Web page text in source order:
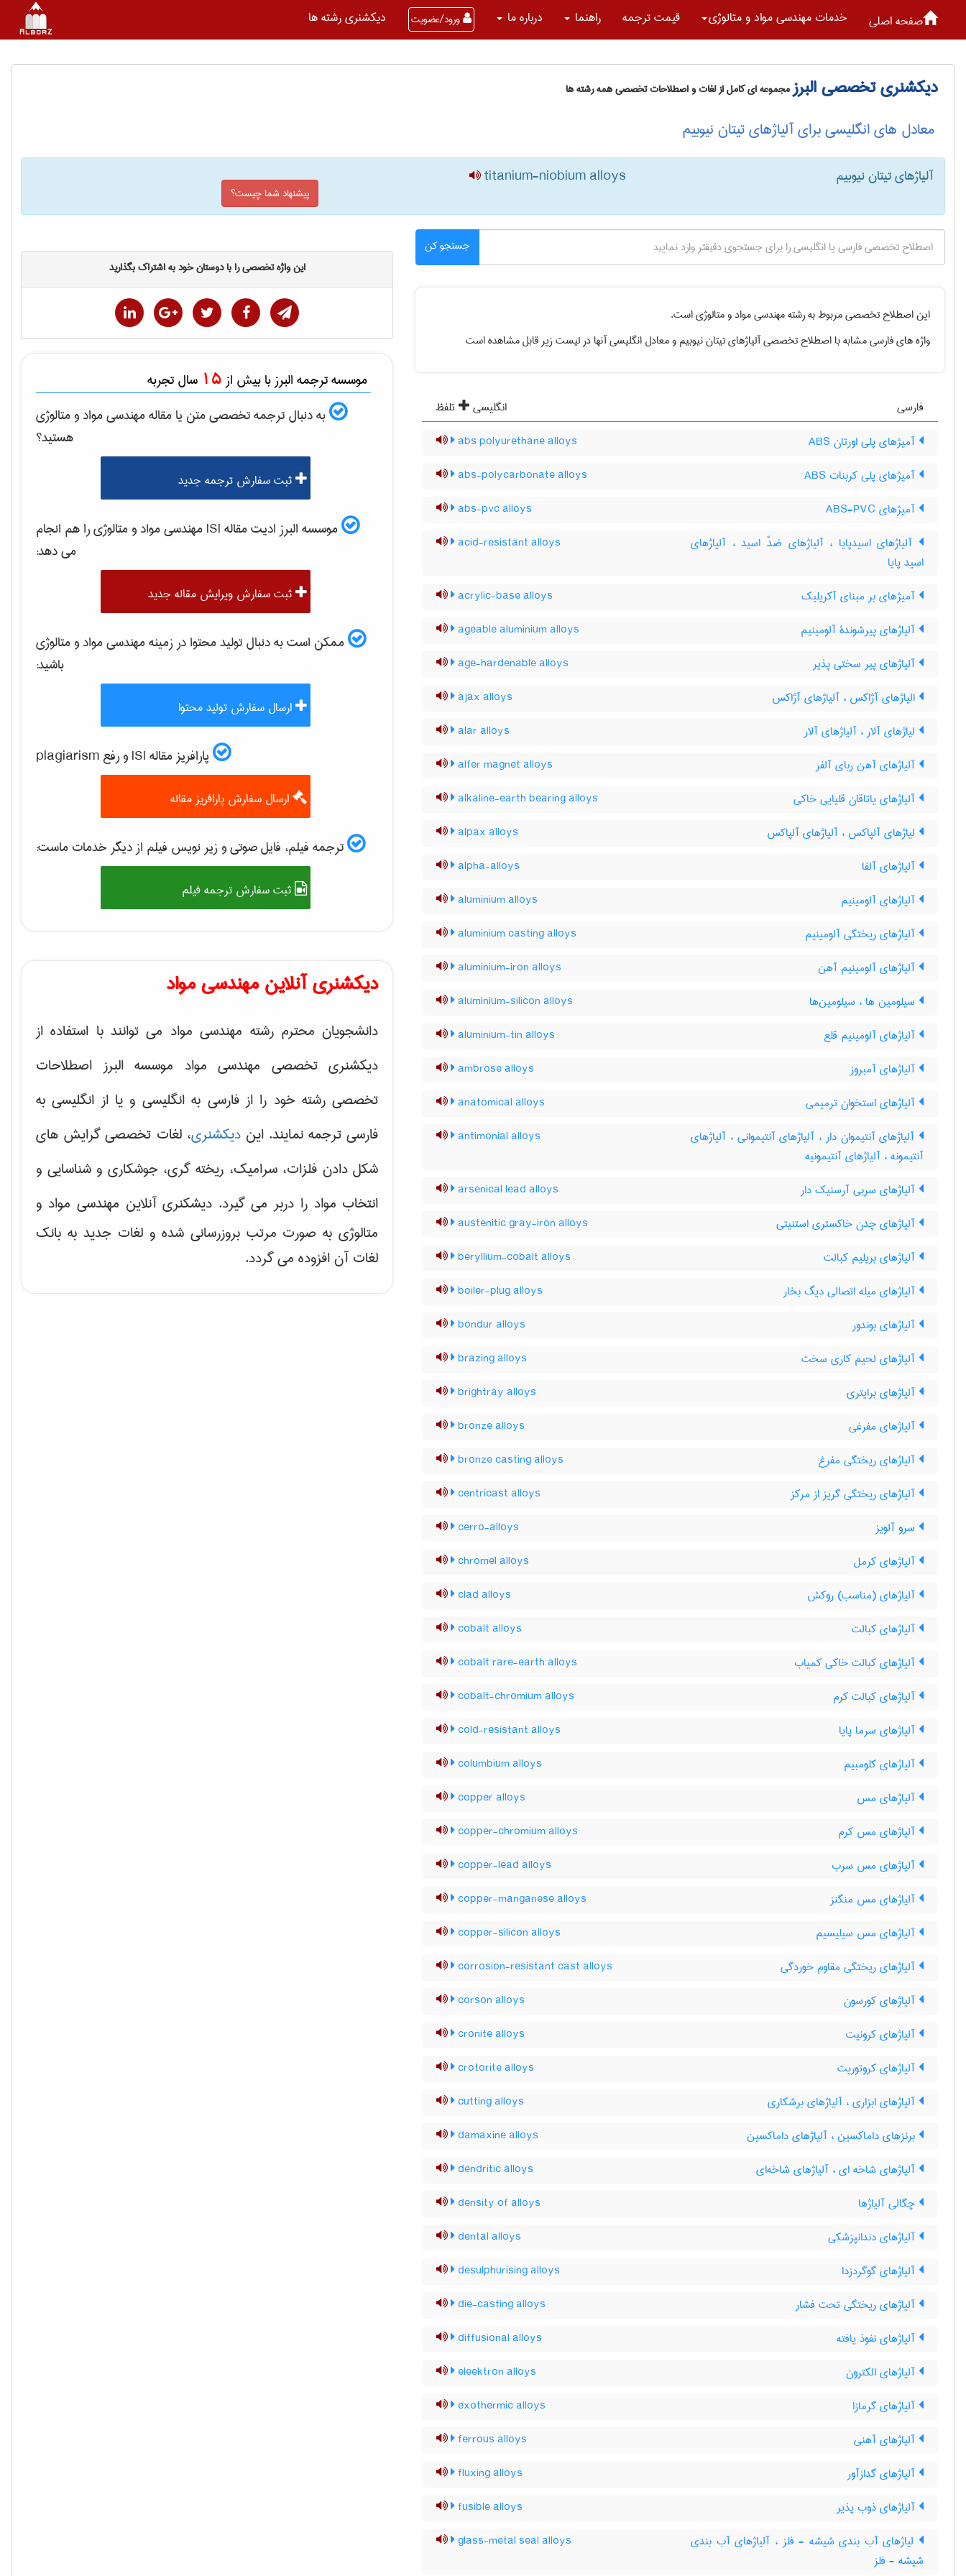
صفحه اصلی خدمات مهندسی مواد و متالوژی قیمت ترجمه راهنما درباره ما ورود/عضویت دیکشنری رشته ها
دیکشنری تخصصی البرزمجموعه ای کامل از لغات و اصطلاحات تخصصی همه رشته ها
معادل های انگلیسی برای آلیاژهای تیتان نیوبیم
آلیاژهای تیتان نیوبیم titanium-niobium alloys
پیشنهاد شما چیست؟
جستجو کن
این اصطلاح تخصصی مربوط به رشتهمهندسی مواد و متالوژیاست.
واژه های فارسی مشابه با اصطلاح تخصصیآلیاژهای تیتان نیوبیمو معادل انگلیسی آنها در لیست زیر قابل مشاهده است
فارسی انگلیسی
تلفظ
آمیژهای پلی اورتان ABS
abs polyurethane alloys
آمیژهای پلی کربنات ABS abs-polycarbonate alloys
آمیژهای ABS-PVC abs-pvc alloys
آلیاژهای اسیدپایا ، آلیاژهای ضدّ اسید ، آلیاژهای
اسید پایا
acid-resistant alloys
آمیژهای بر مبنای آکریلیک acrylic-base alloys
آلیاژهای پیرشوندۀ آلومینیم ageable aluminium alloys
آلیاژهای پیر سختی پذیر age-hardenable alloys
الیاژهای آژاکس ، آلیاژهای آژاکس ajax alloys
لیاژهای آلار ، آلیاژهای آلار alar alloys
آلیاژهای آهن ربای آلفر alfer magnet alloys
آلیاژهای یاتاقان قلیایی خاکی alkaline-earth bearing alloys
لیاژهای آلپاکس ، آلیاژهای آلپاکس alpax alloys
آلیاژهای آلفا alpha-alloys
آلیاژهای آلومینیم aluminium alloys
آلیاژهای ریختگی آلومینیم aluminium casting alloys
آلیاژهای آلومینیم آهن aluminium-iron alloys
سیلومین ها ، سیلومین‌ها aluminium-silicon alloys
آلیاژهای آلومینیم قلع aluminium-tin alloys
آلیاژهای آمبروز ambrose alloys
آلیاژهای استخوان ترمیمی anatomical alloys
آلیاژهای آنتیموان دار ، آلیاژهای آنتیموانی ، آلیاژهای
آنتیمونه ، آلیاژهای آنتیمونیه
antimonial alloys
آلیاژهای سربی آرسنیک دار arsenical lead alloys
آلیاژهای چدن خاکستری استنیتی austenitic gray-iron alloys
آلیاژهای بریلیم کبالت beryllium-cobalt alloys
آلیاژهای میله اتصالی دیگ بخار boiler-plug alloys
آلیاژهای بوندور bondur alloys
آلیاژهای لحیم کاری سخت brazing alloys
آلیاژهای برایتری brightray alloys
آلیاژهای مفرغی bronze alloys
آلیاژهای ریختگی مفرغ bronze casting alloys
آلیاژهای ریختگی گریز از مرکز centricast alloys
سرو آلویز cerro-alloys
آلیاژهای کرمل chromel alloys
آلیاژهای (مناسب) روکش clad alloys
آلیاژهای کبالت cobalt alloys
آلیاژهای کبالت خاکی کمیاب cobalt rare-earth alloys
آلیاژهای کبالت کرم cobalt-chromium alloys
آلیاژهای سرما پایا cold-resistant alloys
آلیاژهای کلومبیم columbium alloys
آلیاژهای مس copper alloys
آلیاژهای مس کرم copper-chromium alloys
آلیاژهای مس سرب copper-lead alloys
آلیاژهای مس منگنز copper-manganese alloys
آلیاژهای مس سیلیسیم copper-silicon alloys
آلیاژهای ریختگی مقاوم خوردگی corrosion-resistant cast alloys
آلیاژهای کورسون corson alloys
آلیاژهای کرونیت cronite alloys
آلیاژهای کروتوریت crotorite alloys
آلیاژهای ابزاری ، آلیاژهای برشکاری cutting alloys
برنزهای داماکسین ، آلیاژهای داماکسین damaxine alloys
آلیاژهای شاخه ای ، آلیاژهای شاخه‌ای dendritic alloys
چگالی آلیاژها density of alloys
آلیاژهای دندانپزشکی dental alloys
آلیاژهای گوگردزدا desulphurising alloys
آلیاژهای ریختگی تحت فشار die-casting alloys
آلیاژهای نفوذ یافته diffusional alloys
آلیاژهای الکترون eleektron alloys
آلیاژهای گرمازا exothermic alloys
آلیاژهای آهنی ferrous alloys
آلیاژهای گدازآور fluxing alloys
آلیاژهای ذوب پذیر fusible alloys
لیاژهای آب بندی شیشه - فلز ، آلیاژهای آب بندی
شیشه - فلز
glass-metal seal alloys
این واژه تخصصی را با دوستان خود به اشتراک بگذارید
موسسه ترجمه البرز با بیش از 15 سال تجربه
به دنبال ترجمه تخصصی متن یا مقالهمهندسی مواد و متالوژی
هستید؟
ثبت سفارش ترجمه جدید
موسسه البرز ادیت مقاله ISI مهندسی مواد و متالوژیرا هم انجام
می دهد:
ثبت سفارش ویرایش مقاله جدید
ممکن است به دنبال تولید محتوا در زمینهمهندسی مواد و متالوژی
باشید:
ارسال سفارش تولید محتوا
پارافریز مقاله ISI و رفع plagiarism
ارسال سفارش پارافریز مقاله
ترجمه فیلم، فایل صوتی و زیر نویس فیلم از دیگر خدمات ماست:
ثبت سفارش ترجمه فیلم
دیکشنری آنلاین مهندسی مواد
دانشجویان محترم رشته مهندسی مواد می توانند با استفاده از
دیکشنری تخصصی مهندسی مواد موسسه البرز اصطلاحات
تخصصی رشته خود را از فارسی به انگلیسی و یا از انگلیسی به
فارسی ترجمه نمایند. ایندیکشنری، لغات تخصصی گرایش های
شکل دادن فلزات، سرامیک، ریخته گری، جوشکاری و شناسایی و
انتخاب مواد را دربر می گیرد. دیشکنری آنلاین مهندسی مواد و
متالوژی به صورت مرتب بروزرسانی شده و لغات جدید به بانک
لغات آن افزوده می گردد.